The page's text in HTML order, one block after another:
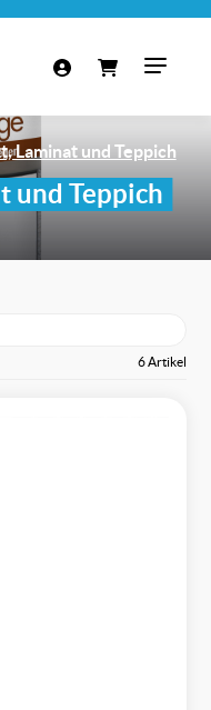
Laminat und Teppich
und Teppich
6 Artikel